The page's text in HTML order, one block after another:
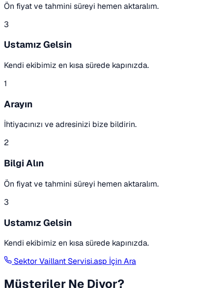
Ön fiyat ve tahmini süreyi hemen aktaralım.
3
Ustamız Gelsin
Kendi ekibimiz en kısa sürede kapınızda.
1
Arayın
İhtiyacınızı ve adresinizi bize bildirin.
2
Bilgi Alın
Ön fiyat ve tahmini süreyi hemen aktaralım.
3
Ustamız Gelsin
Kendi ekibimiz en kısa sürede kapınızda.
Sektor Vaillant Servisi.asp İçin Ara
Müşteriler Ne Diyor?